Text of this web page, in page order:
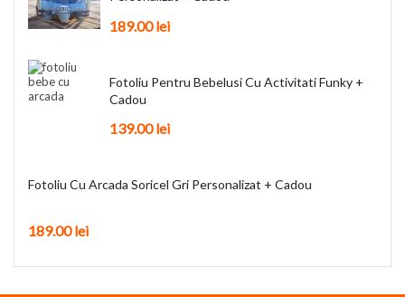
189.00lei
Fotoliu Pentru Bebelusi Cu Activitati Funky +
Cadou
139.00lei
Fotoliu Cu Arcada Soricel Gri Personalizat + Cadou
189.00lei